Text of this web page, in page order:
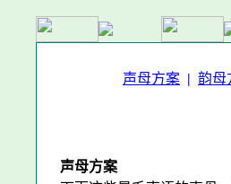
声母方案 | 韵母
声母方案